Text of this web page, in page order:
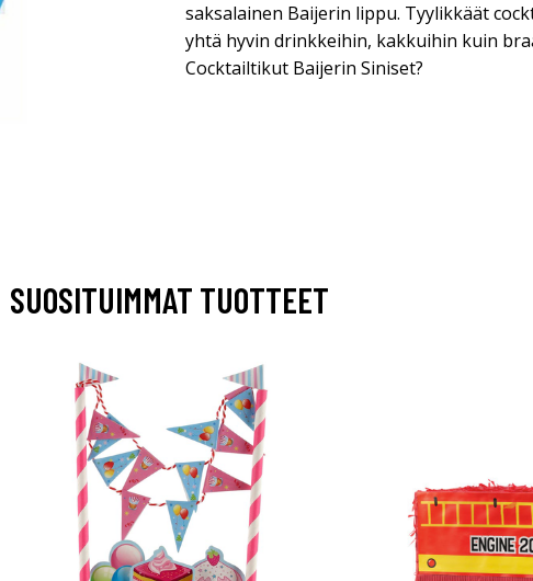
saksalainen Baijerin lippu. Tyylikkäät
yhtä hyvin drinkkeihin, kakkuihin kuin
Cocktailtikut Baijerin Siniset?
SUOSITUIMMAT TUOTTEET